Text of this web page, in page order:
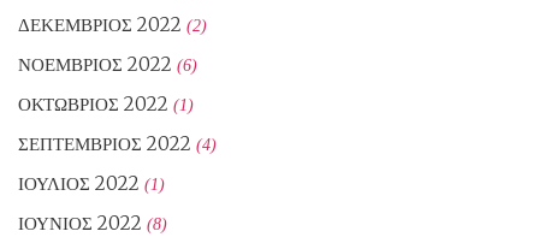
ΔΕΚΈΜΒΡΙΟΣ 2022 (2)
ΝΟΈΜΒΡΙΟΣ 2022 (6)
ΟΚΤΏΒΡΙΟΣ 2022 (1)
ΣΕΠΤΈΜΒΡΙΟΣ 2022 (4)
ΙΟΎΛΙΟΣ 2022 (1)
ΙΟΎΝΙΟΣ 2022 (8)